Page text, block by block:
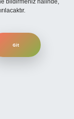
bildirmeniz halinde,